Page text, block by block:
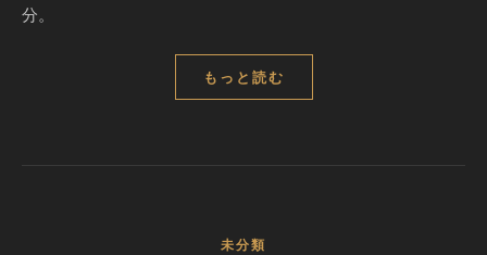
分。
もっと読む
未分類